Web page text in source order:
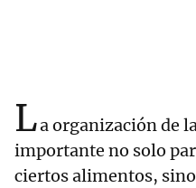
La organización de
importante no solo
ciertos alimentos,